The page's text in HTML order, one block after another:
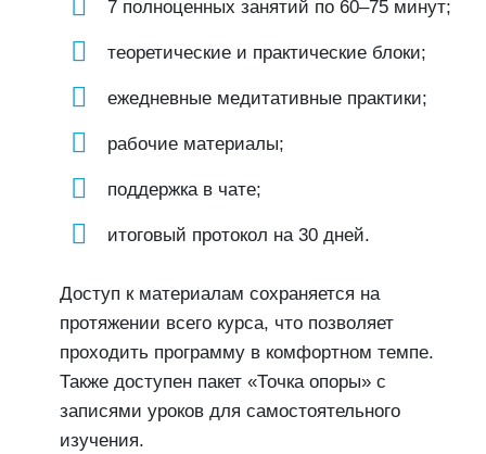
7 полноценных занятий по 60–75 минут;
теоретические и практические блоки;
ежедневные медитативные практики;
рабочие материалы;
поддержка в чате;
итоговый протокол на 30 дней.
Доступ к материалам сохраняется на
протяжении всего курса, что позволяет
проходить программу в комфортном темпе.
Также доступен пакет «Точка опоры» с
записями уроков для самостоятельного
изучения.